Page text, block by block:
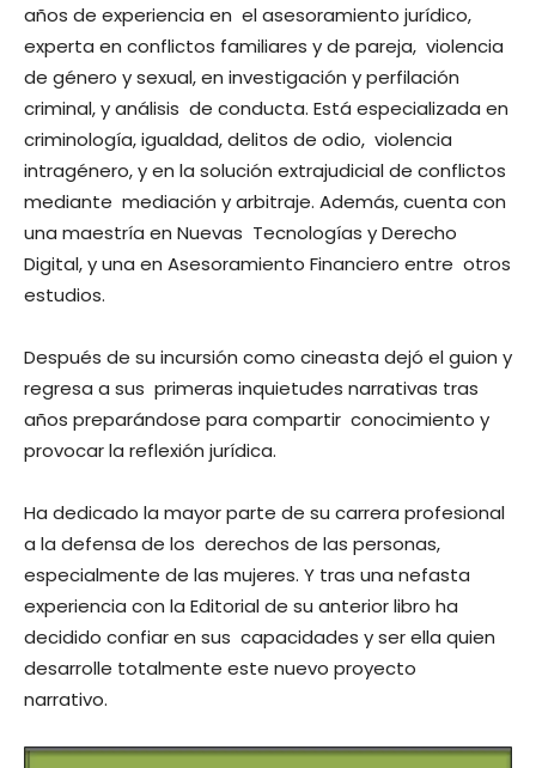
años de experiencia en el asesoramiento jurídico,
experta en conflictos familiares y de pareja, violencia
de género y sexual, en investigación y perfilación
criminal, y análisis de conducta. Está especializada en
criminología, igualdad, delitos de odio, violencia
intragénero, y en la solución extrajudicial de conflictos
mediante mediación y arbitraje. Además, cuenta con
una maestría en Nuevas Tecnologías y Derecho
Digital, y una en Asesoramiento Financiero entre otros
estudios.
Después de su incursión como cineasta dejó el guion y
regresa a sus primeras inquietudes narrativas tras
años preparándose para compartir conocimiento y
provocar la reflexión jurídica.
Ha dedicado la mayor parte de su carrera profesional
a la defensa de los derechos de las personas,
especialmente de las mujeres. Y tras una nefasta
experiencia con la Editorial de su anterior libro ha
decidido confiar en sus capacidades y ser ella quien
desarrolle totalmente este nuevo proyecto
narrativo.